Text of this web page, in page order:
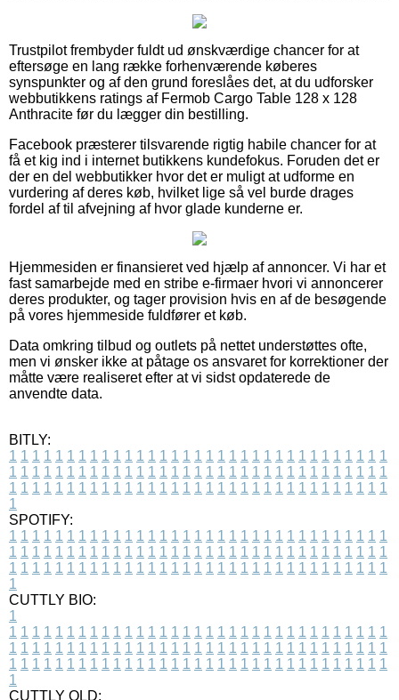
Trustpilot frembyder fuldt ud ønskværdige chancer for at
eftersøge en lang række forhenværende køberes
synspunkter og af den grund foreslåes det, at du udforsker
webbutikkens ratings af Fermob Cargo Table 128 x 128
Anthracite før du lægger din bestilling.
Facebook præsterer tilsvarende rigtig habile chancer for at
få et kig ind i internet butikkens kundefokus. Foruden det er
der en del webbutikker hvor det er muligt at udforme en
vurdering af deres køb, hvilket lige så vel burde drages
fordel af til afvejning af hvor glade kunderne er.
Hjemmesiden er finansieret ved hjælp af annoncer. Vi har et
fast samarbejde med en stribe e-firmaer hvori vi annoncerer
deres produkter, og tager provision hvis en af de besøgende
på vores hjemmeside fuldfører et køb.
Data omkring tilbud og outlets på nettet understøttes ofte,
men vi ønsker ikke at påtage os ansvaret for korrektioner der
måtte være realiseret efter at vi sidst opdaterede de
anvendte data.
BITLY:
1 1 1 1 1 1 1 1 1 1 1 1 1 1 1 1 1 1 1 1 1 1 1 1 1 1 1 1 1 1 1 1 1
1 1 1 1 1 1 1 1 1 1 1 1 1 1 1 1 1 1 1 1 1 1 1 1 1 1 1 1 1 1 1 1 1
1 1 1 1 1 1 1 1 1 1 1 1 1 1 1 1 1 1 1 1 1 1 1 1 1 1 1 1 1 1 1 1 1
1
SPOTIFY:
1 1 1 1 1 1 1 1 1 1 1 1 1 1 1 1 1 1 1 1 1 1 1 1 1 1 1 1 1 1 1 1 1
1 1 1 1 1 1 1 1 1 1 1 1 1 1 1 1 1 1 1 1 1 1 1 1 1 1 1 1 1 1 1 1 1
1 1 1 1 1 1 1 1 1 1 1 1 1 1 1 1 1 1 1 1 1 1 1 1 1 1 1 1 1 1 1 1 1
1
CUTTLY BIO:
1
1 1 1 1 1 1 1 1 1 1 1 1 1 1 1 1 1 1 1 1 1 1 1 1 1 1 1 1 1 1 1 1 1
1 1 1 1 1 1 1 1 1 1 1 1 1 1 1 1 1 1 1 1 1 1 1 1 1 1 1 1 1 1 1 1 1
1 1 1 1 1 1 1 1 1 1 1 1 1 1 1 1 1 1 1 1 1 1 1 1 1 1 1 1 1 1 1 1 1
1
CUTTLY OLD: